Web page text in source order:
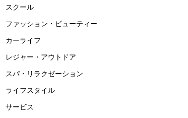
スクール
ファッション・ビューティー
カーライフ
レジャー・アウトドア
スパ・リラクゼーション
ライフスタイル
サービス